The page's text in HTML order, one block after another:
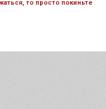
то просто покиньте